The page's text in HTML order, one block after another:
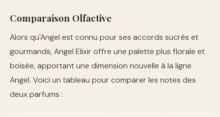
Comparaison Olfactive
Alors qu'Angel est connu pour ses accords sucrés et
gourmands, Angel Elixir offre une palette plus florale et
boisée, apportant une dimension nouvelle à la ligne
Angel. Voici un tableau pour comparer les notes des
deux parfums :